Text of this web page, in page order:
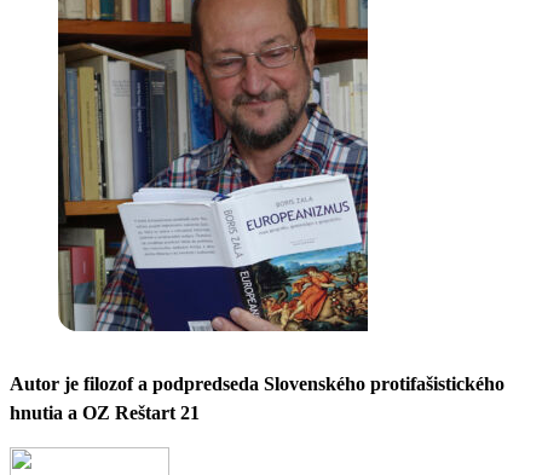
Autor je filozof a podpredseda Slovenského protifašistického
hnutia a OZ Reštart 21